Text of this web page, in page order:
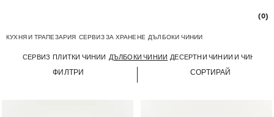
(0)
КУХНЯ И ТРАПЕЗАРИЯ СЕРВИЗ ЗА ХРАНЕНЕ ДЪЛБОКИ ЧИНИИ
СЕРВИЗ ПЛИТКИ ЧИНИИ ДЪЛБОКИ ЧИНИИ ДЕСЕРТНИ ЧИНИИ И ЧИНИИ
ФИЛТРИ СОРТИРАЙ